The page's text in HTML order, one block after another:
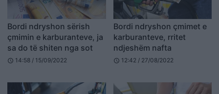
Bordi ndryshon sërish
çmimin e karburanteve, ja
sa do të shiten nga sot
schedule 14:58 / 15/09/2022
Bordi ndryshon çmimet e
karburanteve, rritet
ndjeshëm nafta
schedule 12:42 / 27/08/2022